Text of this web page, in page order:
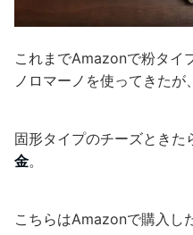
これまでAmazonで粉タイ
ノロマーノを使ってきたが
固形タイプのチーズときた
金。
こちらはAmazonで購入し